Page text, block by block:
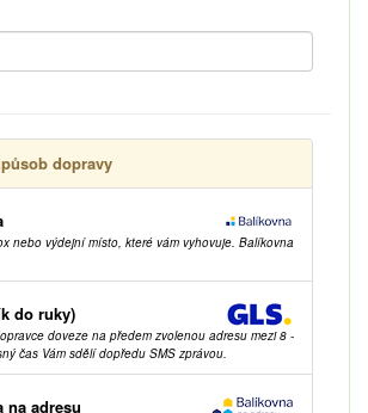
dopravy
nebo výdejní místo, které vám vyhovuje. Balíkovna
do ruky)
doveze na předem zvolenou adresu mezi 8 -
čas Vám sdělí dopředu SMS zprávou.
na adresu